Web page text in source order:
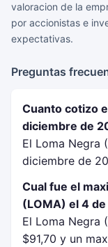
valoracion de la
por accionistas e
expectativas.
Preguntas
Cuanto cotizo
diciembre de
El Loma Negra
diciembre de
Cual fue el
(LOMA) el 4
El Loma Negra
$91,70 y un